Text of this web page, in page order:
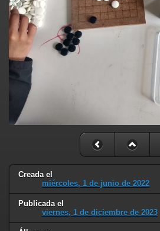
Creada el
miércoles, 1 de junio de 2022
Publicada el
viernes, 1 de diciembre de 2023